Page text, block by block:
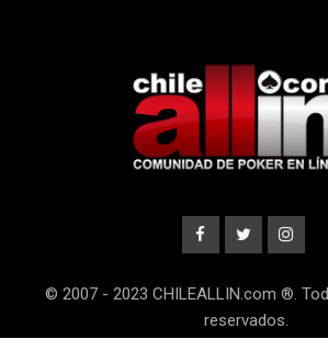
© 2007 - 2023 CHILEALLIN.com ®.
reservados.